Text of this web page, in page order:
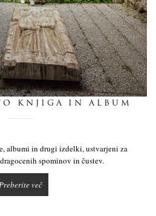
KNJIGA IN ALBUM
albumi in drugi izdelki, ustvarjeni za
spominov in čustev.
več